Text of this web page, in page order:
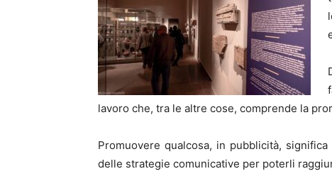
lavoro che, tra le altre cose, comprende la
Promuovere qualcosa, in pubblicità,
delle strategie comunicative per poterli